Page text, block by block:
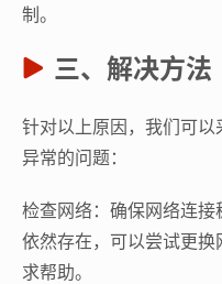
制。
三、解决方法
针对以上原因，我们可
异常的问题：
检查网络：确保网络连
依然存在，可以尝试更
求帮助。